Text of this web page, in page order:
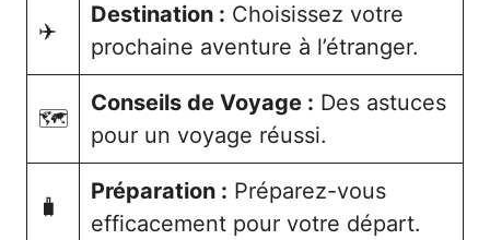
✈️
Destination : Choisissez votre
prochaine aventure à l’étranger.
🗺️
Conseils de Voyage : Des astuces
pour un voyage réussi.
🧳
Préparation : Préparez-vous
efficacement pour votre départ.